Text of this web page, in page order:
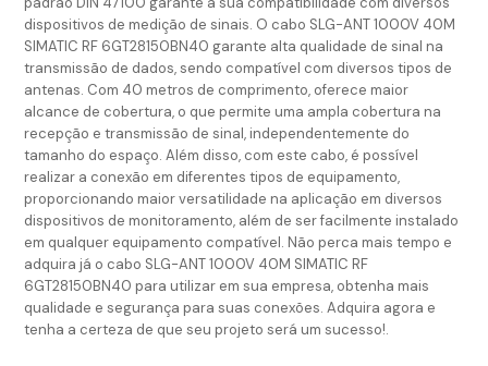
dispositivos de medição de sinais. O cabo SLG-ANT 1000V 40M
SIMATIC RF 6GT28150BN40 garante alta qualidade de sinal na
transmissão de dados, sendo compatível com diversos tipos de
antenas. Com 40 metros de comprimento, oferece maior
alcance de cobertura, o que permite uma ampla cobertura na
recepção e transmissão de sinal, independentemente do
tamanho do espaço. Além disso, com este cabo, é possível
realizar a conexão em diferentes tipos de equipamento,
proporcionando maior versatilidade na aplicação em diversos
dispositivos de monitoramento, além de ser facilmente instalado
em qualquer equipamento compatível. Não perca mais tempo e
adquira já o cabo SLG-ANT 1000V 40M SIMATIC RF
6GT28150BN40 para utilizar em sua empresa, obtenha mais
qualidade e segurança para suas conexões. Adquira agora e
tenha a certeza de que seu projeto será um sucesso!.